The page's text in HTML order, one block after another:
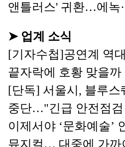
앤틀러스' 귀환…에녹
➤ 업계 소식
[기자수첩]공연계 역
끝자락에 호황 맞을까
[단독] 서울시, 블루스
중단…"긴급 안전점
이제서야 ‘문화예술’
뮤지컬… 대중에 가까